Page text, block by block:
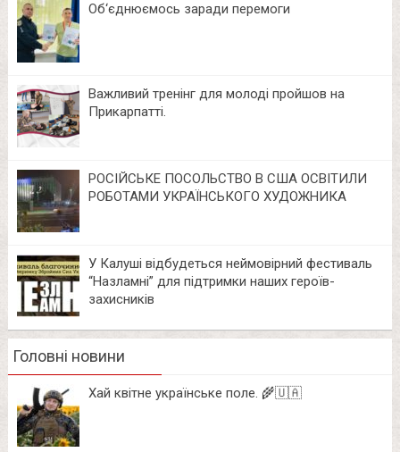
Об‘єднюємось заради перемоги
Важливий тренінг для молоді пройшов на
Прикарпатті.
РОСІЙСЬКЕ ПОСОЛЬСТВО В США ОСВІТИЛИ
РОБОТАМИ УКРАЇНСЬКОГО ХУДОЖНИКА
У Калуші відбудеться неймовірний фестиваль
“Назламні” для підтримки наших героїв-
захисників
Головні новини
Хай квітне українське поле. 🌾🇺🇦